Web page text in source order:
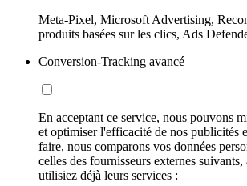
Meta-Pixel, Microsoft Advertising,
produits basées sur les clics, Ads
Conversion-Tracking avancé
En acceptant ce service, nous pouvons
et optimiser l'efficacité de nos publicités
faire, nous comparons vos données
celles des fournisseurs externes
utilisiez déjà leurs services :